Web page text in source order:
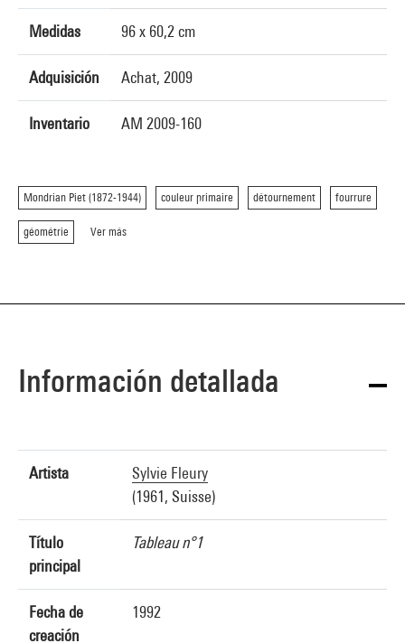
Medidas 96 x 60,2 cm
Adquisición Achat, 2009
Inventario AM 2009-160
Mondrian Piet (1872-1944) couleur primaire détournement fourrure
géométrie Ver más
Información detallada
Artista
Sylvie Fleury
(1961, Suisse)
Título
principal
Tableau n°1
Fecha de
creación
1992